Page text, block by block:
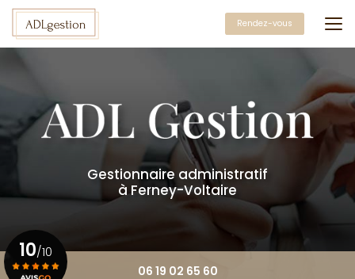
Aller
contenu
principal
Rendez-vous
Gestionnaire administratif
à Ferney-Voltaire
06 19 02 65 60
10/10